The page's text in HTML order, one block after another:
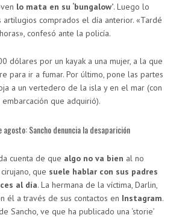
lo mata en su ‘bungalow’. Luego lo
artilugios comprados el día anterior. «Tardé
confesó ante la policía.
dólares por un kayak a una mujer, a la que
para ir a fumar. Por último, pone las partes
a un vertedero de la isla y en el mar (con
embarcación que adquirió).
agosto: Sancho denuncia la desaparición
cuenta de que algo no va bien al no
que suele hablar con sus padres
al día. La hermana de la víctima, Darlin,
él a través de sus contactos en Instagram.
Sancho, ve que ha publicado una ‘storie’